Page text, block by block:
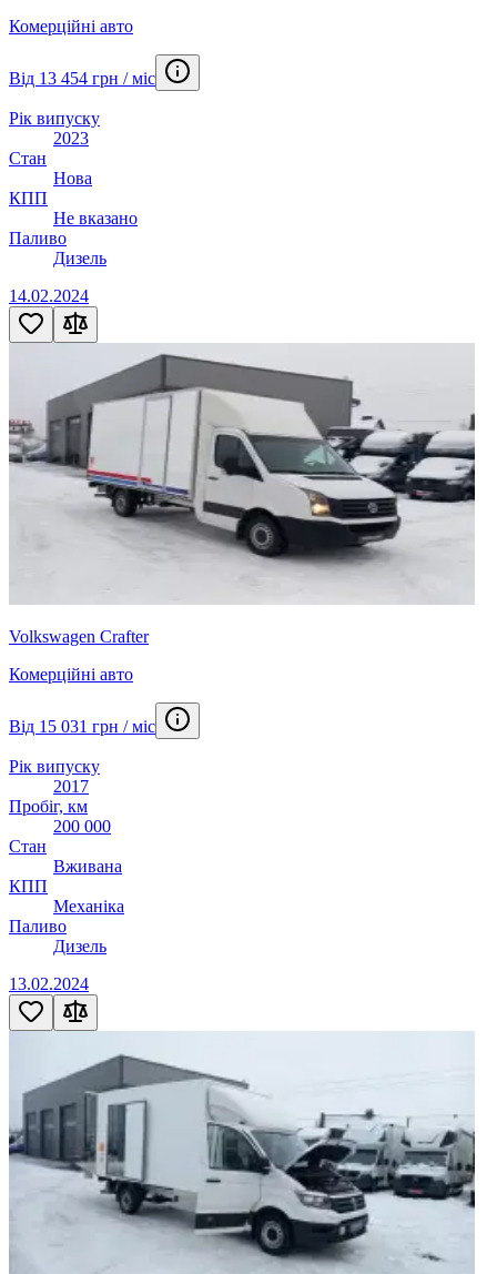
Комерційні авто
Від 13 454 грн / міс
Рік випуску
2023
Стан
Нова
КПП
Не вказано
Паливо
Дизель
14.02.2024
Volkswagen Crafter
Комерційні авто
Від 15 031 грн / міс
Рік випуску
2017
Пробіг, км
200 000
Стан
Вживана
КПП
Механіка
Паливо
Дизель
13.02.2024